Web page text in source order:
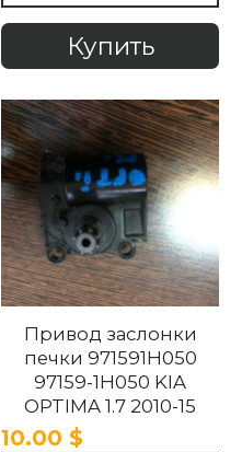
Купить
Привод заслонки
печки 971591H050
97159-1H050 KIA
OPTIMA 1.7 2010-15
10.00 $